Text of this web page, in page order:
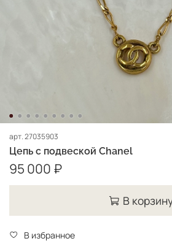
арт.27035903
Цепь с подвеской Chanel
95 000 ₽
В
В избранное